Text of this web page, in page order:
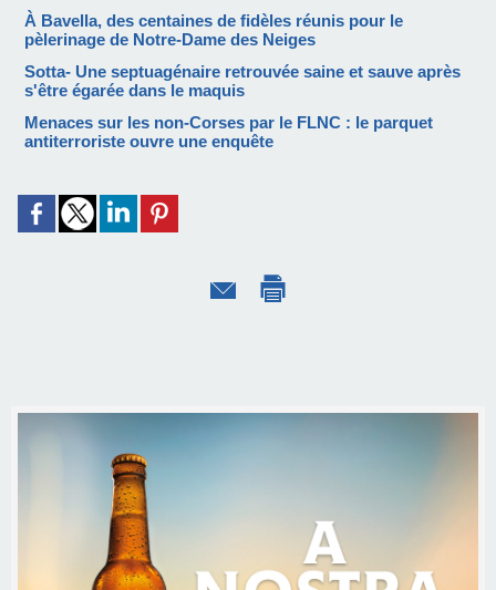
À Bavella, des centaines de fidèles réunis pour le
pèlerinage de Notre-Dame des Neiges
Sotta- Une septuagénaire retrouvée saine et sauve après
s'être égarée dans le maquis
Menaces sur les non-Corses par le FLNC : le parquet
antiterroriste ouvre une enquête